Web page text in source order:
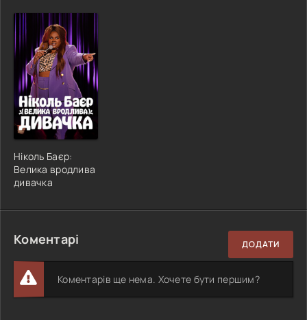
Ніколь Баєр:
Велика вродлива
дивачка
Коментарі ДОДАТИ
Коментарів ще нема. Хочете бути першим?